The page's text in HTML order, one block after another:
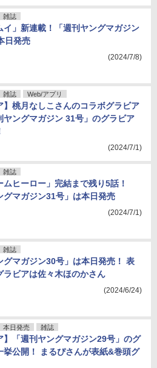
雑誌
イ」新連載！「週刊ヤングマガジン
日発売
(2024/7/8)
雑誌 Web/アプリ
】桃月なしこさんのコラボグラビア
ヤングマガジン 31号」のグラビア
(2024/7/1)
雑誌
ムヒーロー」完結まで残り5話！
グマガジン31号」は本日発売
(2024/7/1)
雑誌
グマガジン30号」は本日発売！ 表
ラビアは佐々木ほのかさん
(2024/6/24)
本日発売 雑誌
】「週刊ヤングマガジン29号」のグ
挙公開！ まるぴさんが表紙&巻頭グ